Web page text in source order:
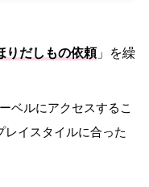
りだしもの依頼」を繰
ベルにアクセスするこ
イスタイルに合った